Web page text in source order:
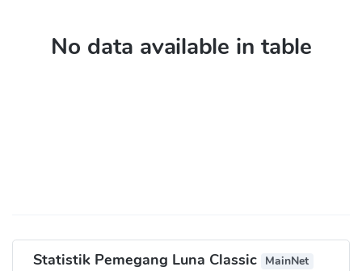
No data available in table
Statistik Pemegang Luna Classic MainNet